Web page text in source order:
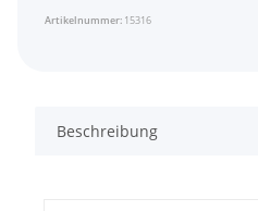
Artikelnummer: 15316
Beschreibung